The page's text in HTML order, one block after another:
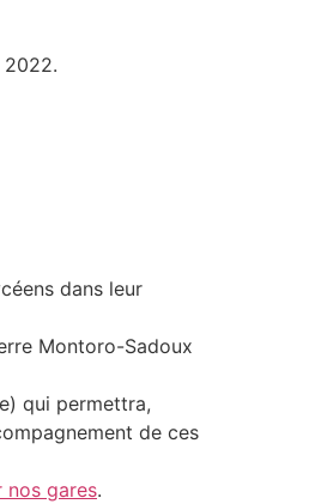
2022.
dans leur
Montoro-Sadoux
qui permettra,
de ces
nos gares.